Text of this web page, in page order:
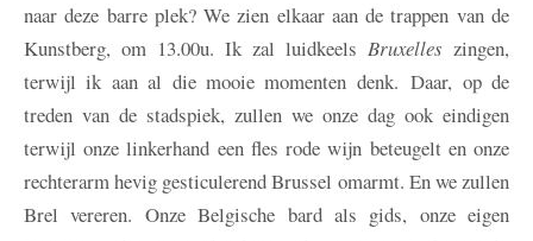
naar deze barre plek? We zien elkaar aan de trappen van de
Kunstberg, om 13.00u. Ik zal luidkeels Bruxelles zingen,
terwijl ik aan al die mooie momenten denk. Daar, op de
treden van de stadspiek, zullen we onze dag ook eindigen
terwijl onze linkerhand een fles rode wijn beteugelt en onze
rechterarm hevig gesticulerend Brussel omarmt. En we zullen
Brel vereren. Onze Belgische bard als gids, onze eigen